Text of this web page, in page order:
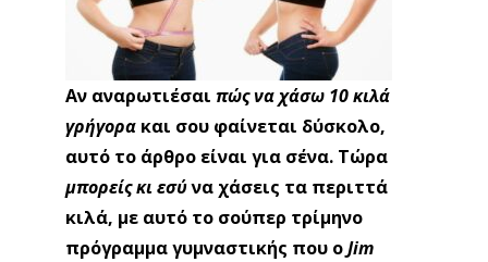
Αν αναρωτιέσαιπώς να χάσω 10 κιλά γρήγορα
και σου φαίνεται δύσκολο, αυτό το άρθρο είναι
για σένα. Τώραμπορείς κι εσύνα χάσεις τα
περιττά κιλά, με αυτό το σούπερ τρίμηνο
πρόγραμμα γυμναστικής που οJimKaras
διάσημος γυμναστής στοChicago, ετοίμασε για